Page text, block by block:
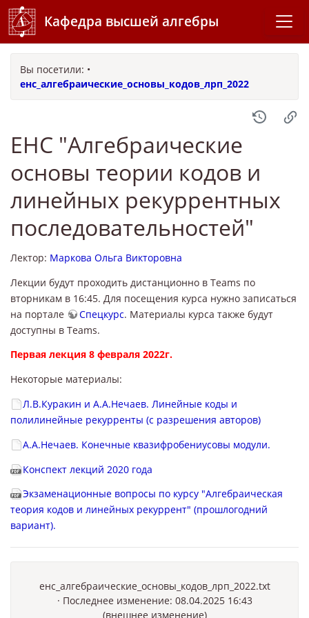
Кафедра высшей алгебры
Вы посетили: •
енс_алгебраические_основы_кодов_лрп_2022
ЕНС "Алгебраические
основы теории кодов и
линейных рекуррентных
последовательностей"
Лектор: Маркова Ольга Викторовна
Лекции будут проходить дистанционно в Teams по
вторникам в 16:45. Для посещения курса нужно записаться
на портале
Спецкурс. Материалы курса также будут
доступны в Teams.
Первая лекция 8 февраля 2022г.
Некоторые материалы:
Л.В.Куракин и А.А.Нечаев. Линейные коды и
полилинейные рекурренты (с разрешения авторов)
А.А.Нечаев. Конечные квазифробениусовы модули.
Конспект лекций 2020 года
Экзаменационные вопросы по курсу "Алгебраическая
теория кодов и линейных рекуррент" (прошлогодний
вариант).
енс_алгебраические_основы_кодов_лрп_2022.txt
· Последнее изменение: 08.04.2025 16:43
(внешнее изменение)